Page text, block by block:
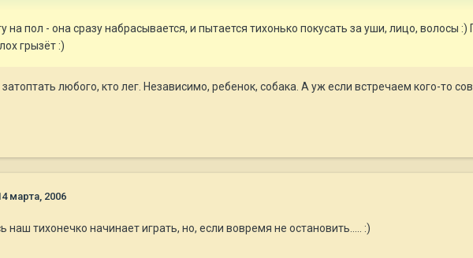
на пол - она сразу набрасывается, и пытается тихонько покусать за уши, лицо, волосы
грызёт :)
любого, кто лег. Независимо, ребенок, собака. А уж если встречаем кого-то
марта, 2006
наш тихонечко начинает играть, но, если вовремя не остановить..... :)